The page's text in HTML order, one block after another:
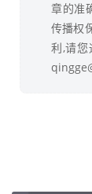
章的准
传播权
利,请您